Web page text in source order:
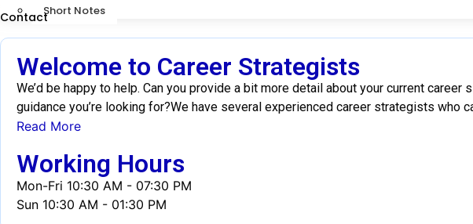
Short Notes
Contact
Welcome to Career Strategists
We’d be happy to help. Can you provide a bit more detail about your current career
guidance you’re looking for?We have several experienced career strategists who
Read More
Working Hours
Mon-Fri 10:30 AM - 07:30 PM
Sun 10:30 AM - 01:30 PM